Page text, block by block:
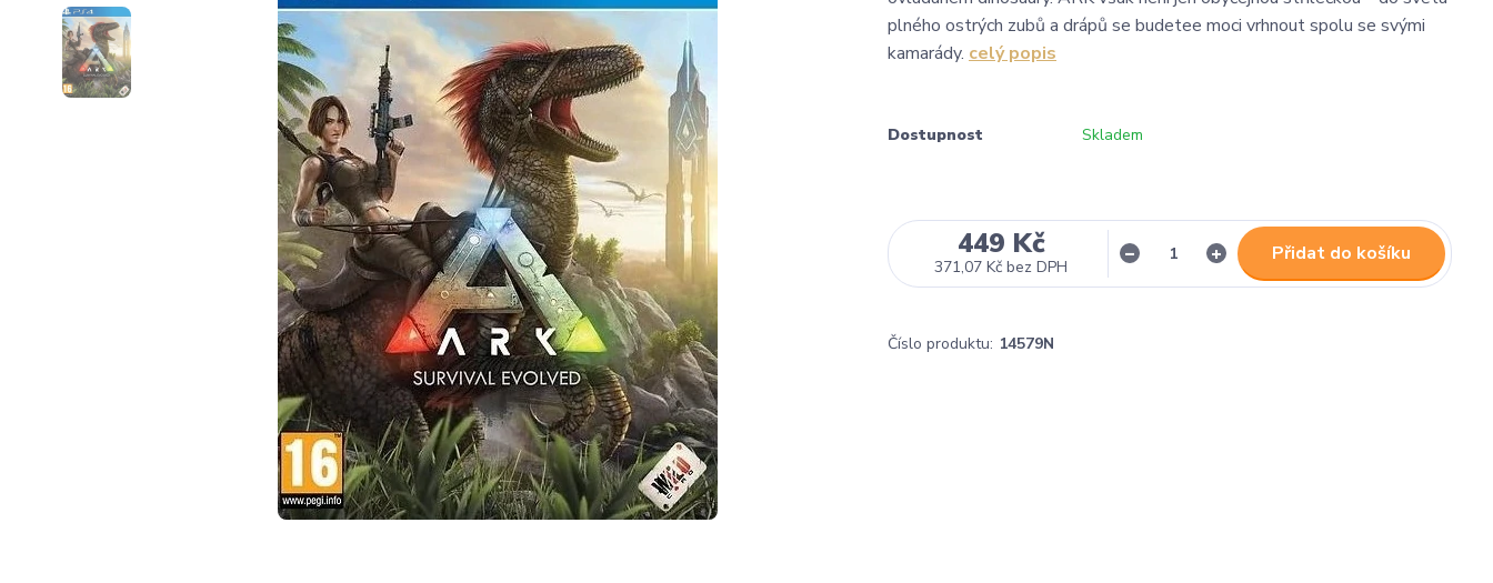
plného ostrých zubů a drápů se budetee moci vrhnout spolu se svými
kamarády. celý popis
Dostupnost Skladem
449 Kč
371,07 Kč bez DPH
Přidat do košíku
Číslo produktu: 14579N